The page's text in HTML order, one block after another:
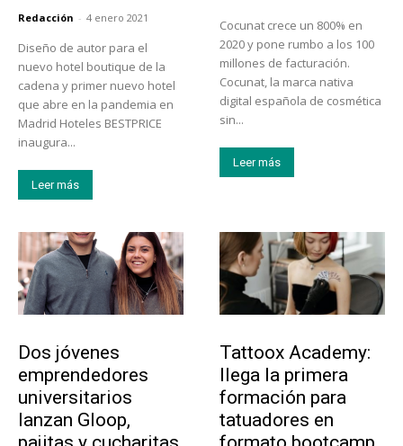
Redacción - 4 enero 2021
Diseño de autor para el
nuevo hotel boutique de la
cadena y primer nuevo hotel
que abre en la pandemia en
Madrid Hoteles BESTPRICE
inaugura...
Leer más
Cocunat crece un 800% en
2020 y pone rumbo a los 100
millones de facturación.
Cocunat, la marca nativa
digital española de cosmética
sin...
Leer más
Dos jóvenes
emprendedores
universitarios
lanzan Gloop,
Tattoox Academy:
llega la primera
formación para
tatuadores en